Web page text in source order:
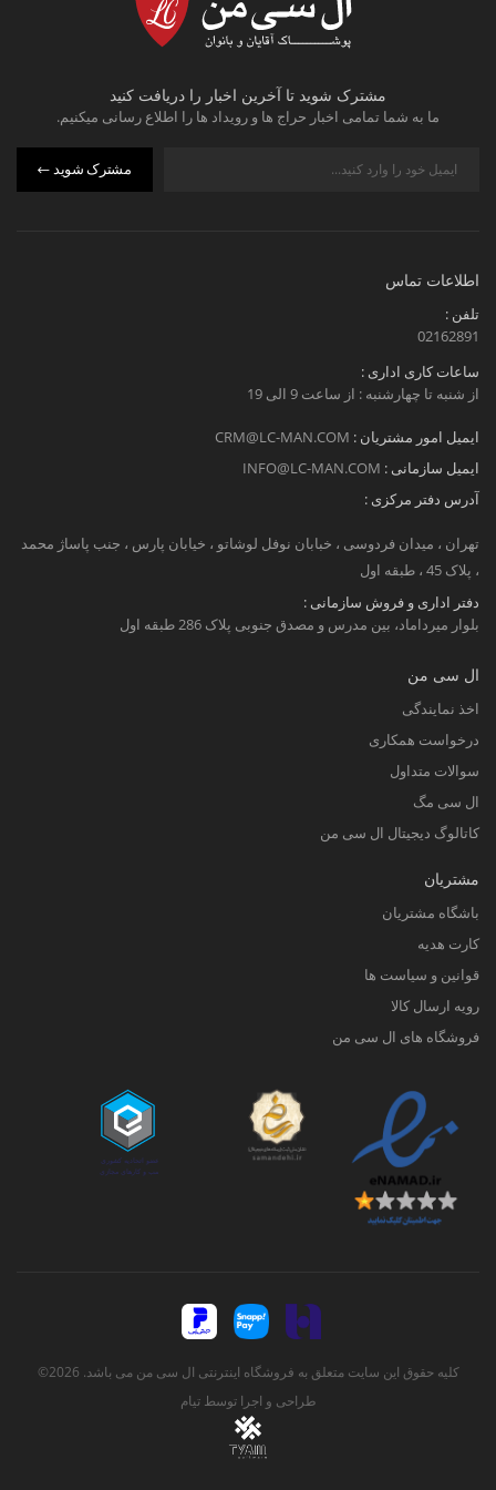
مشترک شوید تا آخرین اخبار را دریافت کنید
ما به شما تمامی اخبار حراج ها و رویداد ها را اطلاع رسانی میکنیم.
مشترک شوید
اطلاعات تماس
تلفن :
02162891
ساعات کاری اداری :
از شنبه تا چهارشنبه : از ساعت 9 الی 19
ایمیل امور مشتریان : CRM@LC-MAN.COM
ایمیل سازمانی : INFO@LC-MAN.COM
آدرس دفتر مرکزی :
تهران ، میدان فردوسی ، خبابان نوفل لوشاتو ، خیابان پارس ، جنب پاساژ محمد
، پلاک 45 ، طبقه اول
دفتر اداری و فروش سازمانی :
بلوار میرداماد، بین مدرس و مصدق جنوبی پلاک 286 طبقه اول
ال سی من
اخذ نمایندگی
درخواست همکاری
سوالات متداول
ال سی مگ
کاتالوگ دیجیتال ال سی من
مشتریان
باشگاه مشتریان
کارت هدیه
قوانین و سیاست ها
رویه ارسال کالا
فروشگاه های ال سی من
کلیه حقوق این سایت متعلق به فروشگاه اینترنتی ال سی من می باشد. 2026©
طراحی و اجرا توسطتیام